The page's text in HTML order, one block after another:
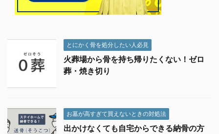
とにかく骨を処分したい人必見
火葬場から骨を持ち帰りたくない！ゼロ
葬・焼き切り
お墓が高すぎて買えないときの対処法
出かけなくても自宅からできる納骨の方